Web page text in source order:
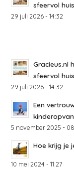
sfeervol huis
29 juli 2026 - 14:32
Gracieus.nl
sfeervol huis
29 juli 2026 - 14:32
Een
5 november 2025 -
Hoe krijg je
10 mei 2024 - 11:27